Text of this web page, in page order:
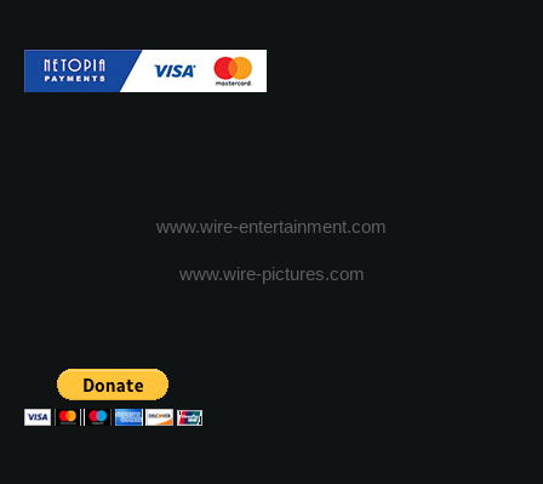
www.wire-entertainment.com
www.wire-pictures.com